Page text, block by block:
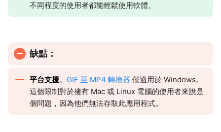
不同程度的使用者都能輕鬆使用軟體。
缺點：
平台支援。 GIF 至 MP4 轉換器 僅適用於 Windows。
這個限制對於擁有 Mac 或 Linux 電腦的使用者來說是
個問題，因為他們無法存取此應用程式。